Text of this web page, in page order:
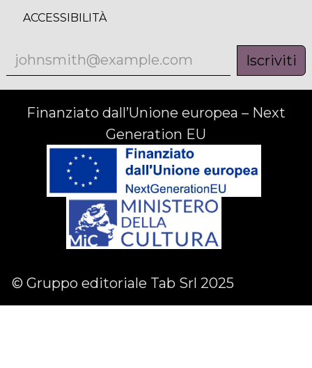
ACCESSIBILITÀ
Iscriviti
Finanziato dall’Unione europea – Next
Generation EU
© Gruppo editoriale Tab Srl 2025